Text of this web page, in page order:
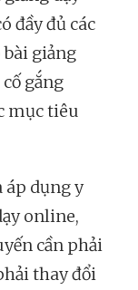
đầy đủ các
giảng
gắng
mục tiêu
áp dụng y
online,
cần phải
thay đổi